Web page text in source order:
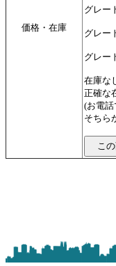
価格・在庫
グレー
グレー
グレー
在庫な
正確な
(お電
そちら